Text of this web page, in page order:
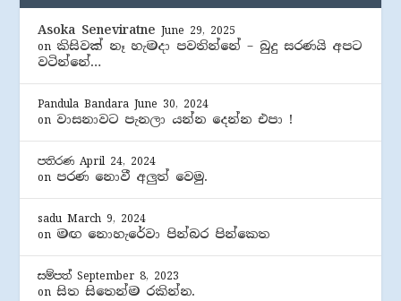
Asoka Seneviratne June 29, 2025
on කිසිවක් නෑ හැමදා පවතින්නේ – බුදු සරණයි අපට
වටින්නේ…
Pandula Bandara June 30, 2024
on වාසනාවට පැනලා යන්න දෙන්න එපා !
පතිරණ April 24, 2024
on පරණ නොවී අලුත් වෙමු.
sadu March 9, 2024
on මඟ නොහැරේවා පින්බර පින්කෙත
සම්පත් September 8, 2023
onසිත සිතෙන්ම රකින්න.